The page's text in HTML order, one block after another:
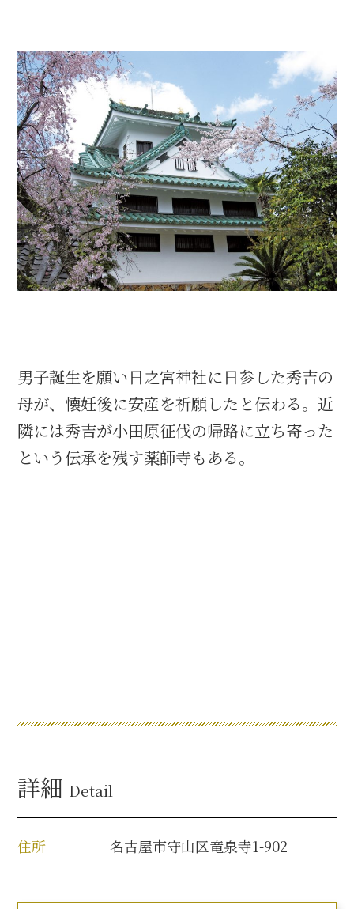
豊臣秀吉と名古屋の関係
秀吉関連 史跡 一覧
秀吉グルメ・土産 一覧
秀吉功路
織田信長と名古屋の関係
信長関連 史跡 一覧
信長攻路
徳川家康と名古屋の関係
加藤清正と名古屋の関係
名古屋＜清正＞観光モデルコース
男子誕生を願い日之宮神社に日参した秀吉の
母が、懐妊後に安産を祈願したと伝わる。近
隣には秀吉が小田原征伐の帰路に立ち寄った
という伝承を残す薬師寺もある。
詳細 Detail
住所 名古屋市守山区竜泉寺1-902